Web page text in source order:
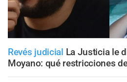
Revés judicial La Justicia le
Moyano: qué restricciones